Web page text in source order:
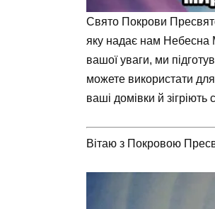
Свято Покрови
яку надає нам Небесна
вашої уваги, ми
можете використати
ваші домівки й зігріють
Вітаю з Покровою